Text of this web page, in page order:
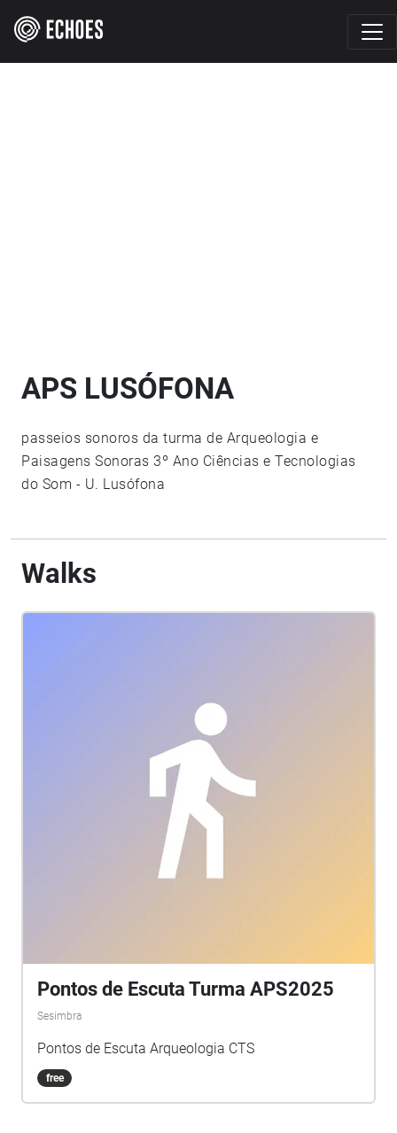
APS LUSÓFONA
passeios sonoros da turma de Arqueologia e
Paisagens Sonoras 3º Ano Ciências e Tecnologias
do Som - U. Lusófona
Walks
Pontos de Escuta Turma APS2025
Sesimbra
Pontos de Escuta Arqueologia CTS
free